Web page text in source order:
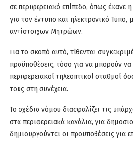
σε περιφερειακό επίπεδο, όπως έκανε η
για τον έντυπο και ηλεκτρονικό Τύπο,
αντίστοιχων Μητρώων.
Για το σκοπό αυτό, τίθενται
προϋποθέσεις, τόσο για να μπορούν να
περιφερειακοί τηλεοπτικοί σταθμοί
τους στη συνέχεια.
Το σχέδιο νόμου διασφαλίζει τις
στα περιφερειακά κανάλια, για
δημιουργούνται οι προϋποθέσεις για